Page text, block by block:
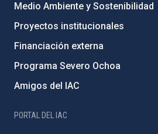
Medio Ambiente y Sostenibilidad
Proyectos institucionales
Financiación externa
Programa Severo Ochoa
Amigos del IAC
PORTAL DEL IAC